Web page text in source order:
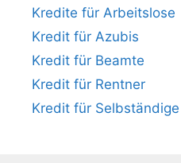
Kredite für Arbeitslose
Kredit für Azubis
Kredit für Beamte
Kredit für Rentner
Kredit für Selbständige